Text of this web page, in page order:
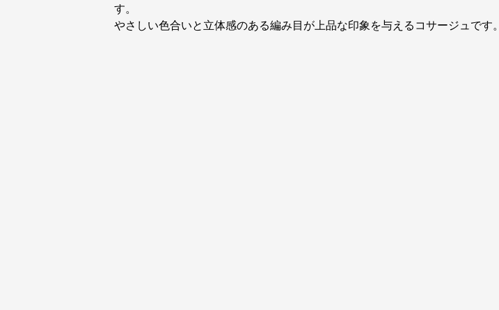
す。
やさしい色合いと立体感のある編み目が上品な印象を与えるコサージュです。